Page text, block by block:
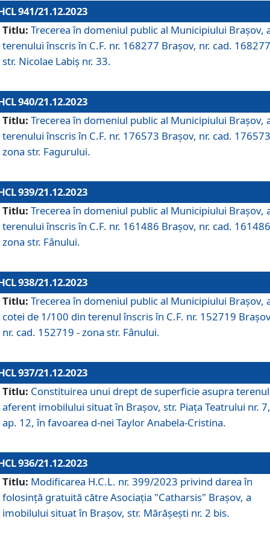
941/21.12.2023
Titlu: Trecerea în domeniul public al Municipiului Braşov,
terenului înscris în C.F. nr. 168277 Brașov, nr. cad.
str. Nicolae Labiș nr. 33.
940/21.12.2023
Titlu: Trecerea în domeniul public al Municipiului Braşov,
terenului înscris în C.F. nr. 176573 Brașov, nr. cad.
zona str. Fagurului.
939/21.12.2023
Titlu: Trecerea în domeniul public al Municipiului Braşov,
terenului înscris în C.F. nr. 161486 Brașov, nr. cad.
zona str. Fânului.
938/21.12.2023
Titlu: Trecerea în domeniul public al Municipiului Braşov,
cotei de 1/100 din terenul înscris în C.F. nr. 152719
nr. cad. 152719 - zona str. Fânului.
937/21.12.2023
Titlu: Constituirea unui drept de superficie asupra
aferent imobilului situat în Brașov, str. Piața Teatrului nr. 7,
ap. 12, în favoarea d-nei Taylor Anabela-Cristina.
936/21.12.2023
Titlu: Modificarea H.C.L. nr. 399/2023 privind darea în
folosinţă gratuită către Asociaţia "Catharsis" Brașov, a
imobilului situat în Braşov, str. Mărăşeşti nr. 2 bis.